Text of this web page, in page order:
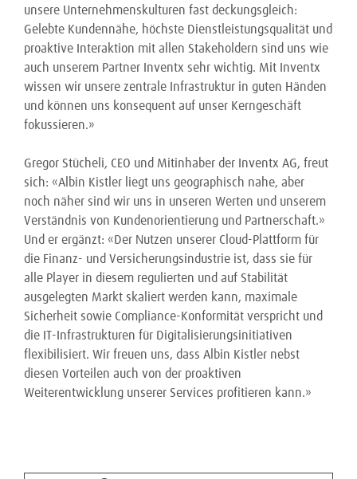
unsere Unternehmenskulturen fast deckungsgleich:
Gelebte Kundennähe, höchste Dienstleistungsqualität und
proaktive Interaktion mit allen Stakeholdern sind uns wie
auch unserem Partner Inventx sehr wichtig. Mit Inventx
wissen wir unsere zentrale Infrastruktur in guten Händen
und können uns konsequent auf unser Kerngeschäft
fokussieren.»
Gregor Stücheli, CEO und Mitinhaber der Inventx AG, freut
sich: «Albin Kistler liegt uns geographisch nahe, aber
noch näher sind wir uns in unseren Werten und unserem
Verständnis von Kundenorientierung und Partnerschaft.»
Und er ergänzt: «Der Nutzen unserer Cloud-Plattform für
die Finanz- und Versicherungsindustrie ist, dass sie für
alle Player in diesem regulierten und auf Stabilität
ausgelegten Markt skaliert werden kann, maximale
Sicherheit sowie Compliance-Konformität verspricht und
die IT-Infrastrukturen für Digitalisierungsinitiativen
flexibilisiert. Wir freuen uns, dass Albin Kistler nebst
diesen Vorteilen auch von der proaktiven
Weiterentwicklung unserer Services profitieren kann.»